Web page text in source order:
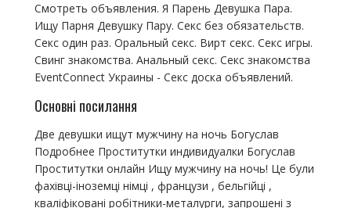
Смотреть объявления. Я Парень Девушка Пара.
Ищу Парня Девушку Пару. Cекс без обязательств.
Секс один раз. Оральный секс. Вирт секс. Секс игры.
Свинг знакомства. Анальный секс. Секс знакомства
EventConnect Украины - Секс доска объявлений.
Основні посилання
Две девушки ищут мужчину на ночь Богуслав
Подробнее Проститутки индивидуалки Богуслав
Проститутки онлайн Ищу мужчину на ночь! Це були
фахівці-іноземці німці , французи , бельгійці ,
кваліфіковані робітники-металурги, запрошені з